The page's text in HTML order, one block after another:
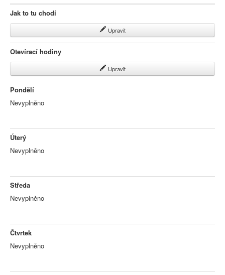
Jak to tu chodí
Upravit
Otevírací hodiny
Upravit
Pondělí
Nevyplněno
Úterý
Nevyplněno
Středa
Nevyplněno
Čtvrtek
Nevyplněno